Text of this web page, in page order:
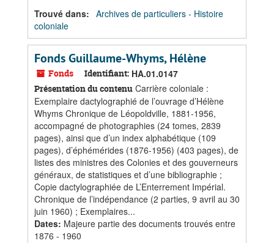
Trouvé dans: Archives de particuliers - Histoire
coloniale
Fonds Guillaume-Whyms, Hélène
Fonds Identifiant: HA.01.0147
Présentation du contenu Carrière coloniale :
Exemplaire dactylographié de l’ouvrage d’Hélène
Whyms Chronique de Léopoldville, 1881-1956,
accompagné de photographies (24 tomes, 2839
pages), ainsi que d’un index alphabétique (109
pages), d’éphémérides (1876-1956) (403 pages), de
listes des ministres des Colonies et des gouverneurs
généraux, de statistiques et d’une bibliographie ;
Copie dactylographiée de L’Enterrement Impérial.
Chronique de l’indépendance (2 parties, 9 avril au 30
juin 1960) ; Exemplaires...
Dates: Majeure partie des documents trouvés entre
1876 - 1960